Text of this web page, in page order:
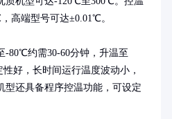
高端型号可达±0.01℃。
-80℃约需30-60分钟，升温至
好，长时间运行温度波动小，
型还具备程序控温功能，可设定